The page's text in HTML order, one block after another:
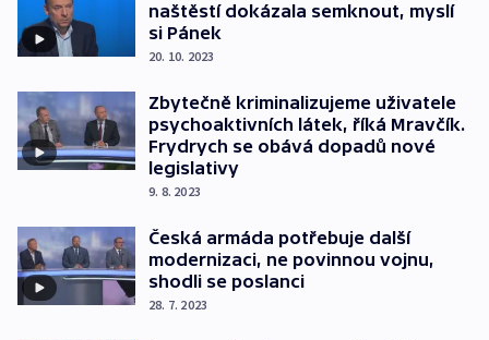
naštěstí dokázala semknout, myslí
si Pánek
20. 10. 2023
Zbytečně kriminalizujeme uživatele
psychoaktivních látek, říká Mravčík.
Frydrych se obává dopadů nové
legislativy
9. 8. 2023
Česká armáda potřebuje další
modernizaci, ne povinnou vojnu,
shodli se poslanci
28. 7. 2023